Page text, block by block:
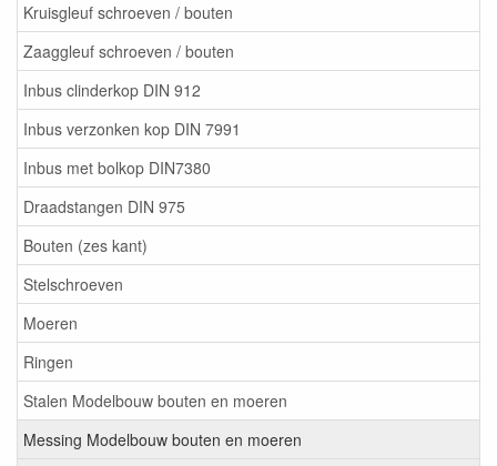
Kruisgleuf schroeven / bouten
Zaaggleuf schroeven / bouten
Inbus clinderkop DIN 912
Inbus verzonken kop DIN 7991
Inbus met bolkop DIN7380
Draadstangen DIN 975
Bouten (zes kant)
Stelschroeven
Moeren
Ringen
Stalen Modelbouw bouten en moeren
Messing Modelbouw bouten en moeren